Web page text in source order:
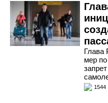
Глава
мер
1544